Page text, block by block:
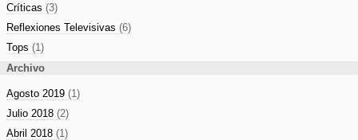
Críticas (3)
Reflexiones Televisivas (6)
Tops (1)
Archivo
Agosto 2019 (1)
Julio 2018 (2)
Abril 2018 (1)